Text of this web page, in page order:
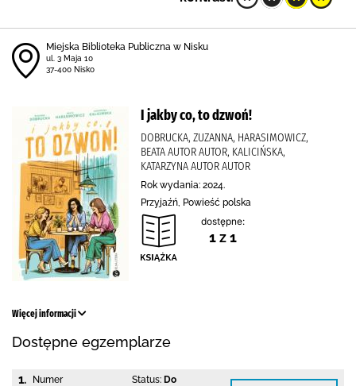
Miejska Biblioteka Publiczna w Nisku
ul. 3 Maja 10
37-400 Nisko
I jakby co, to dzwoń!
DOBRUCKA, ZUZANNA, HARASIMOWICZ,
BEATA AUTOR AUTOR, KALICIŃSKA,
KATARZYNA AUTOR AUTOR
Rok wydania: 2024.
Przyjaźń, Powieść polska
dostępne:
1 z 1
Więcej informacji
Dostępne egzemplarze
1.
Numer
Status: Do